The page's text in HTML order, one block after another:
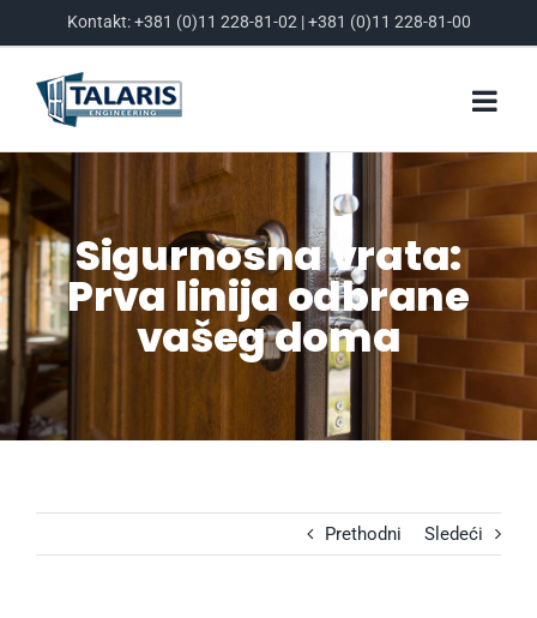
to
content
Kontakt:+381 (0)11 228-81-02|+381 (0)11 228-81-00
Sigurnosna vrata:
Prva linija odbrane
vašeg doma
Prethodni Sledeći